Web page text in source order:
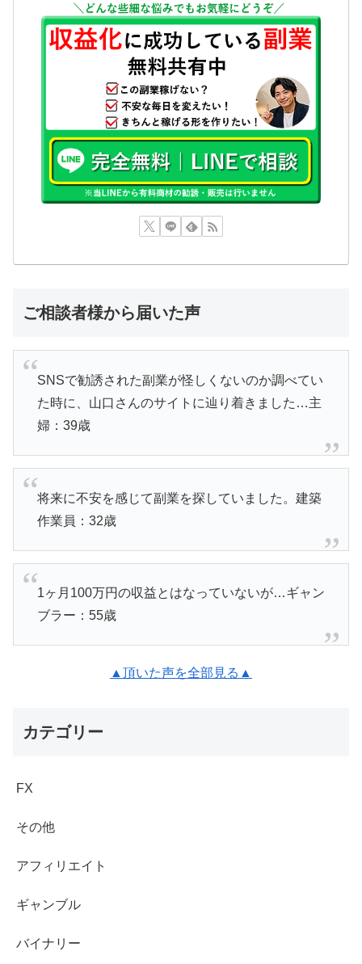
ご相談者様から届いた声
SNSで勧誘された副業が怪しくないのか調べてい
た時に、山口さんのサイトに辿り着きました…主
婦：39歳
将来に不安を感じて副業を探していました。建築
作業員：32歳
1ヶ月100万円の収益とはなっていないが…ギャン
ブラー：55歳
▲頂いた声を全部見る▲
カテゴリー
FX
その他
アフィリエイト
ギャンブル
バイナリー